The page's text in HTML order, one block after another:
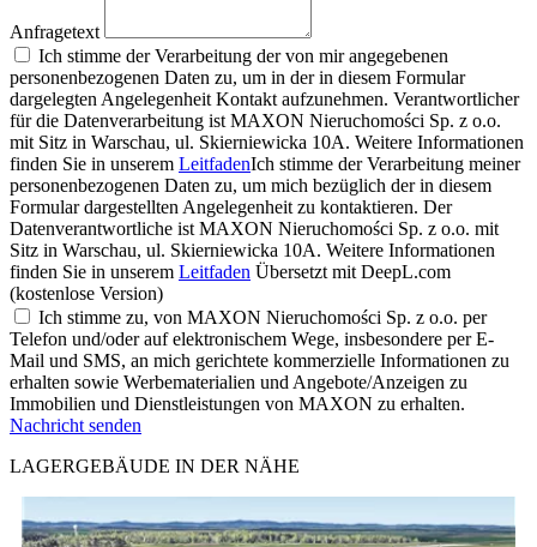
Anfragetext
Ich stimme der Verarbeitung der von mir angegebenen
personenbezogenen Daten zu, um in der in diesem Formular
dargelegten Angelegenheit Kontakt aufzunehmen. Verantwortlicher
für die Datenverarbeitung ist MAXON Nieruchomości Sp. z o.o.
mit Sitz in Warschau, ul. Skierniewicka 10A. Weitere Informationen
finden Sie in unserem LeitfadenIch stimme der Verarbeitung meiner
personenbezogenen Daten zu, um mich bezüglich der in diesem
Formular dargestellten Angelegenheit zu kontaktieren. Der
Datenverantwortliche ist MAXON Nieruchomości Sp. z o.o. mit
Sitz in Warschau, ul. Skierniewicka 10A. Weitere Informationen
finden Sie in unserem Leitfaden Übersetzt mit DeepL.com
(kostenlose Version)
Ich stimme zu, von MAXON Nieruchomości Sp. z o.o. per
Telefon und/oder auf elektronischem Wege, insbesondere per E-
Mail und SMS, an mich gerichtete kommerzielle Informationen zu
erhalten sowie Werbematerialien und Angebote/Anzeigen zu
Immobilien und Dienstleistungen von MAXON zu erhalten.
Nachricht senden
LAGERGEBÄUDE IN DER NÄHE